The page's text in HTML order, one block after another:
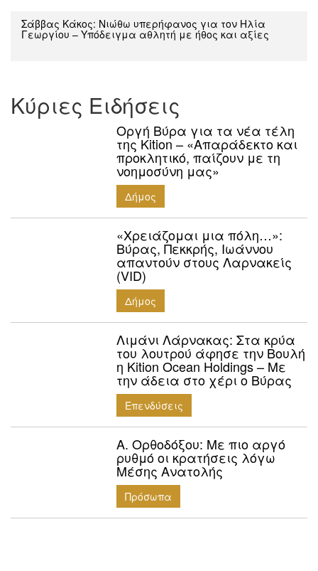
Σάββας Κάκος: Νιώθω υπερήφανος για τον Ηλία
Γεωργίου – Υπόδειγμα αθλητή με ήθος και αξίες
Κύριες Ειδήσεις
Οργή Βύρα για τα νέα τέλη
της Kition – «Απαράδεκτο και
προκλητικό, παίζουν με τη
νοημοσύνη μας»
Δήμος
«Χρειάζομαι μια πόλη…»:
Βύρας, Πεκκρής, Ιωάννου
απαντούν στους Λαρνακείς
(VID)
Δήμος
Λιμάνι Λάρνακας: Στα κρύα
του λουτρού άφησε την Βουλή
η Kition Ocean Holdings – Με
την άδεια στο χέρι ο Βύρας
Επενδύσεις
Α. Ορθοδόξου: Mε πιο αργό
ρυθμό οι κρατήσεις λόγω
Μέσης Ανατολής
Πρόσωπα